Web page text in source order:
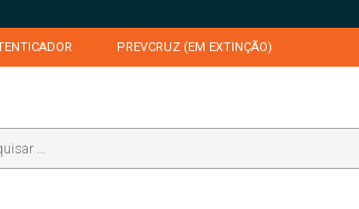
PREVCRUZ (EM EXTINÇÃO)